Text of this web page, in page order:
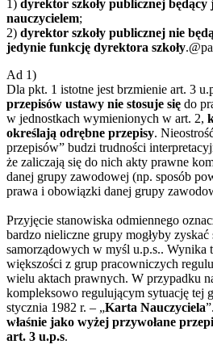
1) dyrektor szkoły publicznej będący
nauczycielem;
2) dyrektor szkoły publicznej nie
jedynie funkcję dyrektora szkoły
Ad 1)
Dla pkt. 1 istotne jest brzmienie art. 3
przepisów ustawy nie stosuje się do
w jednostkach wymienionych w art. 2,
określają odrębne przepisy.
przepisów” budzi trudności
że zaliczają się do nich akty prawne
danej grupy zawodowej (np. sposób
prawa i obowiązki danej grupy
Przyjęcie stanowiska odmiennego
bardzo nieliczne grupy mogłyby
samorządowych w myśl u.p.s.. Wynika
większości z grup pracowniczych
wielu aktach prawnych. W przypadku
kompleksowo regulującym sytuację tej
stycznia 1982 r. – „Karta Nauczyciela”.
właśnie jako wyżej przywołane
art. 3 u.p.s.